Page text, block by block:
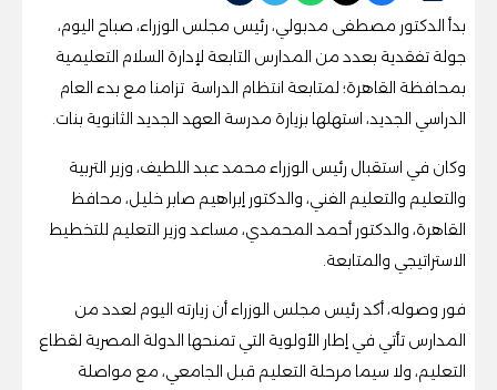
بدأ الدكتور مصطفى مدبولي، رئيس مجلس الوزراء، صباح اليوم،
جولة تفقدية بعدد من المدارس التابعة لإدارة السلام التعليمية
بمحافظة القاهرة؛ لمتابعة انتظام الدراسة تزامنا مع بدء العام
الدراسي الجديد، استهلها بزيارة مدرسة العهد الجديد الثانوية بنات.
وكان في استقبال رئيس الوزراء محمد عبد اللطيف، وزير التربية
والتعليم والتعليم الفني، والدكتور إبراهيم صابر خليل، محافظ
القاهرة، والدكتور أحمد المحمدي، مساعد وزير التعليم للتخطيط
الاستراتيجي والمتابعة.
فور وصوله، أكد رئيس مجلس الوزراء أن زيارته اليوم لعدد من
المدارس تأتي في إطار الأولوية التي تمنحها الدولة المصرية لقطاع
التعليم، ولا سيما مرحلة التعليم قبل الجامعي، مع مواصلة